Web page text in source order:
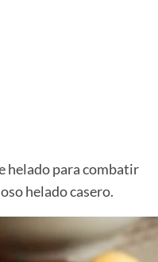
helado para combatir
helado casero.